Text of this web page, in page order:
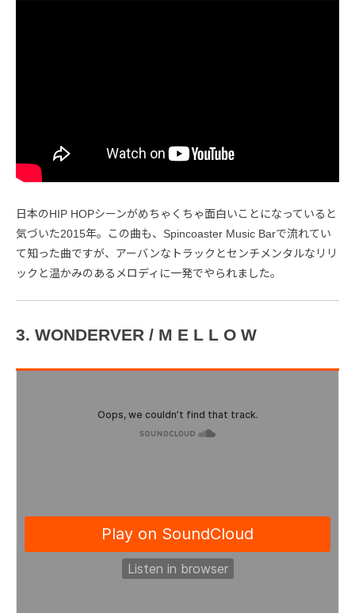
日本のHIP HOPシーンがめちゃくちゃ面白いことになっていると
気づいた2015年。この曲も、Spincoaster Music Barで流れてい
て知った曲ですが、アーバンなトラックとセンチメンタルなリリ
ックと温かみのあるメロディに一発でやられました。
3. WONDERVER / M E L L O W